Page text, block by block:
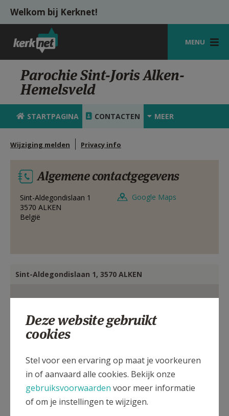
Overslaan en naar de inhoud gaan
Welkom bij Kerknet!
MENU
STARTPAGINA
KERK
VIERINGEN
HULP
MIJN PAROCHIE
AANMELDEN OF REGISTREREN
Parochie Sint-Joris Alken-
Hemelsveld
STARTPAGINA CONTACTEN MEER
Wijziging melden Privacy info
Algemene contactgegevens
Sint-Aldegondislaan 1
3570 ALKEN
België
Google Maps
Sint-Aldegondislaan 1, 3570 ALKEN
Deze website gebruikt
cookies
Stel voor een ervaring op maat je voorkeuren
in of aanvaard alle cookies. Bekijk onze
gebruiksvoorwaarden voor meer informatie
of om je instellingen te wijzigen.